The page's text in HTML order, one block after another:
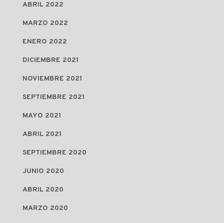
ABRIL 2022
MARZO 2022
ENERO 2022
DICIEMBRE 2021
NOVIEMBRE 2021
SEPTIEMBRE 2021
MAYO 2021
ABRIL 2021
SEPTIEMBRE 2020
JUNIO 2020
ABRIL 2020
MARZO 2020